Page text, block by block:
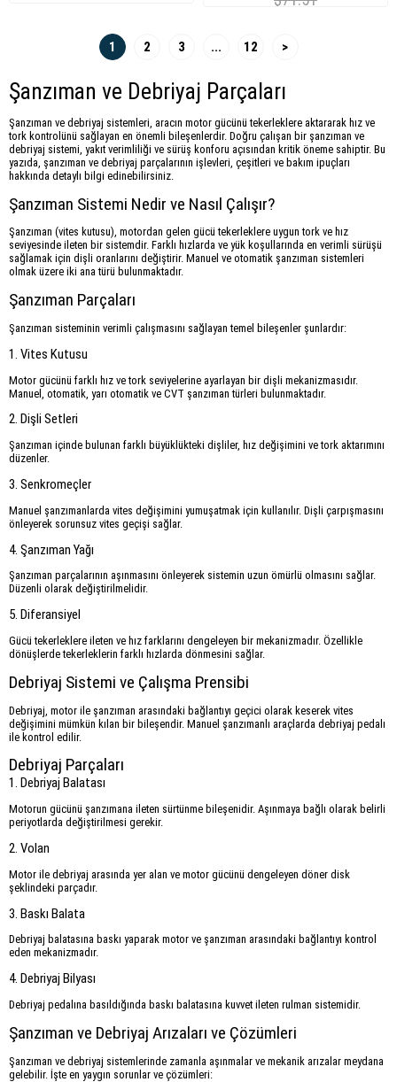
1 2 3 ... 12 >
Şanzıman ve Debriyaj Parçaları
Şanzıman ve debriyaj sistemleri, aracın motor gücünü tekerleklere aktararak hız ve
tork kontrolünü sağlayan en önemli bileşenlerdir. Doğru çalışan bir şanzıman ve
debriyaj sistemi, yakıt verimliliği ve sürüş konforu açısından kritik öneme sahiptir. Bu
yazıda, şanzıman ve debriyaj parçalarının işlevleri, çeşitleri ve bakım ipuçları
hakkında detaylı bilgi edinebilirsiniz.
Şanzıman Sistemi Nedir ve Nasıl Çalışır?
Şanzıman (vites kutusu), motordan gelen gücü tekerleklere uygun tork ve hız
seviyesinde ileten bir sistemdir. Farklı hızlarda ve yük koşullarında en verimli sürüşü
sağlamak için dişli oranlarını değiştirir. Manuel ve otomatik şanzıman sistemleri
olmak üzere iki ana türü bulunmaktadır.
Şanzıman Parçaları
Şanzıman sisteminin verimli çalışmasını sağlayan temel bileşenler şunlardır:
1. Vites Kutusu
Motor gücünü farklı hız ve tork seviyelerine ayarlayan bir dişli mekanizmasıdır.
Manuel, otomatik, yarı otomatik ve CVT şanzıman türleri bulunmaktadır.
2. Dişli Setleri
Şanzıman içinde bulunan farklı büyüklükteki dişliler, hız değişimini ve tork aktarımını
düzenler.
3. Senkromeçler
Manuel şanzımanlarda vites değişimini yumuşatmak için kullanılır. Dişli çarpışmasını
önleyerek sorunsuz vites geçişi sağlar.
4. Şanzıman Yağı
Şanzıman parçalarının aşınmasını önleyerek sistemin uzun ömürlü olmasını sağlar.
Düzenli olarak değiştirilmelidir.
5. Diferansiyel
Gücü tekerleklere ileten ve hız farklarını dengeleyen bir mekanizmadır. Özellikle
dönüşlerde tekerleklerin farklı hızlarda dönmesini sağlar.
Debriyaj Sistemi ve Çalışma Prensibi
Debriyaj, motor ile şanzıman arasındaki bağlantıyı geçici olarak keserek vites
değişimini mümkün kılan bir bileşendir. Manuel şanzımanlı araçlarda debriyaj pedalı
ile kontrol edilir.
Debriyaj Parçaları
1. Debriyaj Balatası
Motorun gücünü şanzımana ileten sürtünme bileşenidir. Aşınmaya bağlı olarak belirli
periyotlarda değiştirilmesi gerekir.
2. Volan
Motor ile debriyaj arasında yer alan ve motor gücünü dengeleyen döner disk
şeklindeki parçadır.
3. Baskı Balata
Debriyaj balatasına baskı yaparak motor ve şanzıman arasındaki bağlantıyı kontrol
eden mekanizmadır.
4. Debriyaj Bilyası
Debriyaj pedalına basıldığında baskı balatasına kuvvet ileten rulman sistemidir.
Şanzıman ve Debriyaj Arızaları ve Çözümleri
Şanzıman ve debriyaj sistemlerinde zamanla aşınmalar ve mekanik arızalar meydana
gelebilir. İşte en yaygın sorunlar ve çözümleri: